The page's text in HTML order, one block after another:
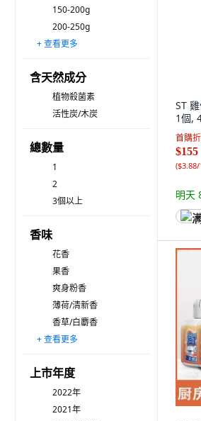
150-200g
200-250g
250-300g
300-500g
500-1,000g
1-2kg
2-3kg
3-4kg
4-5kg
5kg或更多
+ 查看更多
含天然成分
植物殺菌素
活性炭/木炭
總數量
1
2
3個以上
香味
花香
果香
爽身粉香
薄荷/清新香
香草/白麝香
草本/木質香
咖啡香
其他
+ 查看更多
上市年度
2022年
2021年
ST
1個,
首購
$155
(
明天